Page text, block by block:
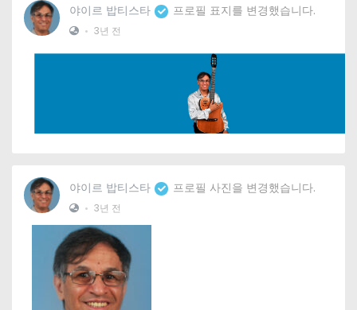
야이르 밥티스타 프로필 표지를 변경했습니다.
• 3년 전
야이르 밥티스타 프로필 사진을 변경했습니다.
• 3년 전